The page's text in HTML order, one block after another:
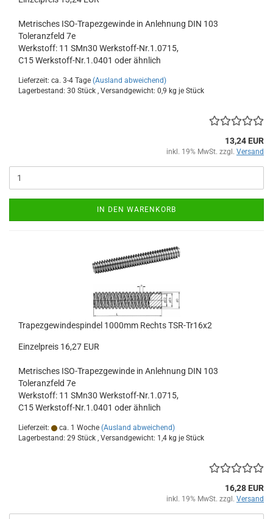
Metrisches ISO-Trapezgewinde in Anlehnung DIN 103
Toleranzfeld 7e
Werkstoff: 11 SMn30 Werkstoff-Nr.1.0715,
C15 Werkstoff-Nr.1.0401 oder ähnlich
Lieferzeit: ca. 3-4 Tage (Ausland abweichend)
Lagerbestand: 30 Stück , Versandgewicht: 0,9 kg je Stück
13,24 EUR
inkl. 19% MwSt. zzgl. Versand
IN DEN WARENKORB
Trapezgewindespindel 1000mm Rechts TSR-Tr16x2
Einzelpreis 16,27 EUR
Metrisches ISO-Trapezgewinde in Anlehnung DIN 103
Toleranzfeld 7e
Werkstoff: 11 SMn30 Werkstoff-Nr.1.0715,
C15 Werkstoff-Nr.1.0401 oder ähnlich
Lieferzeit: ca. 1 Woche (Ausland abweichend)
Lagerbestand: 29 Stück , Versandgewicht: 1,4 kg je Stück
16,28 EUR
inkl. 19% MwSt. zzgl. Versand